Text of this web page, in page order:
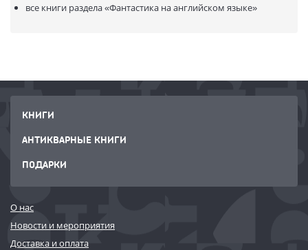
все книги раздела«Фантастика на английском языке»
КНИГИ
АНТИКВАРНЫЕ КНИГИ
ПОДАРКИ
О нас
Новости и мероприятия
Доставка и оплата